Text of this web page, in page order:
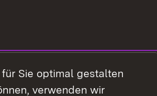
Sie optimal gestalten
verwenden wir